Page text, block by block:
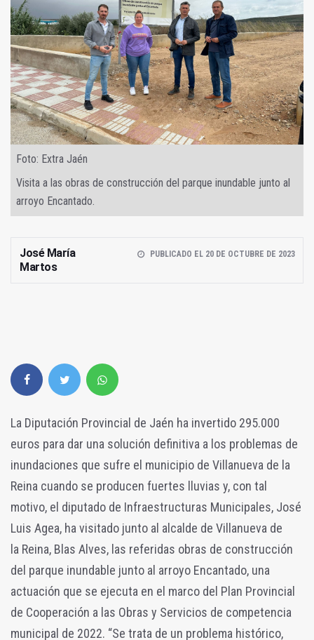
Foto: Extra Jaén
Visita a las obras de construcción del parque inundable junto al
arroyo Encantado.
José María
Martos
PUBLICADO EL 20 DE OCTUBRE DE 2023
La Diputación Provincial de Jaén ha invertido 295.000
euros para dar una solución definitiva a los problemas de
inundaciones que sufre el municipio de Villanueva de la
Reina cuando se producen fuertes lluvias y, con tal
motivo, el diputado de Infraestructuras Municipales, José
Luis Agea, ha visitado junto al alcalde de Villanueva de
la Reina, Blas Alves, las referidas obras de construcción
del parque inundable junto al arroyo Encantado, una
actuación que se ejecuta en el marco del Plan Provincial
de Cooperación a las Obras y Servicios de competencia
municipal de 2022. “Se trata de un problema histórico,